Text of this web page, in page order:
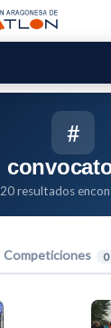
#
20 resultados
Competiciones 0